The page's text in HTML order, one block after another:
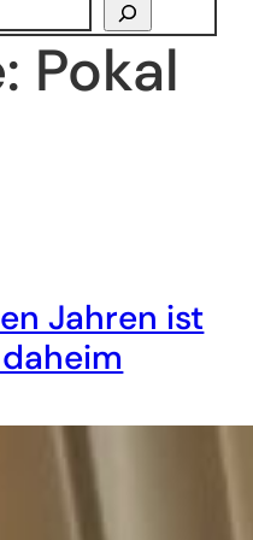
Pokal
Jahren ist